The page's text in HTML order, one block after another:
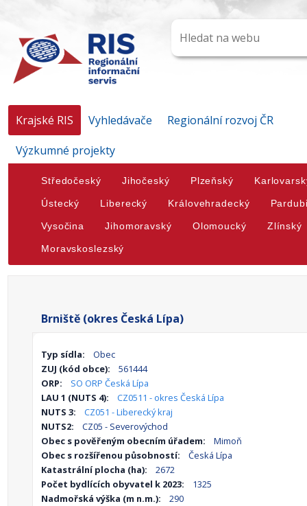
Krajské RIS Vyhledávače
Regionální rozvoj ČR
Výzkumné projekty
Středočeský Jihočeský Plzeňský
Ústecký Liberecký Královehradecký
Vysočina Jihomoravský Olomoucký Zlínský
Moravskoslezský
Brniště (okres Česká Lípa)
Typ sídla:
Obec
ZUJ (kód obce):
561444
ORP:
SO ORP Česká Lípa
LAU 1 (NUTS 4):
CZ0511 - okres Česká Lípa
NUTS 3:
CZ051 - Liberecký kraj
NUTS2:
CZ05 - Severovýchod
Obec s pověřeným obecním úřadem:
Mimoň
Obec s rozšířenou působností:
Česká Lípa
Katastrální plocha (ha):
2672
Počet bydlících obyvatel k 2023:
1325
Nadmořská výška (m n.m.):
290